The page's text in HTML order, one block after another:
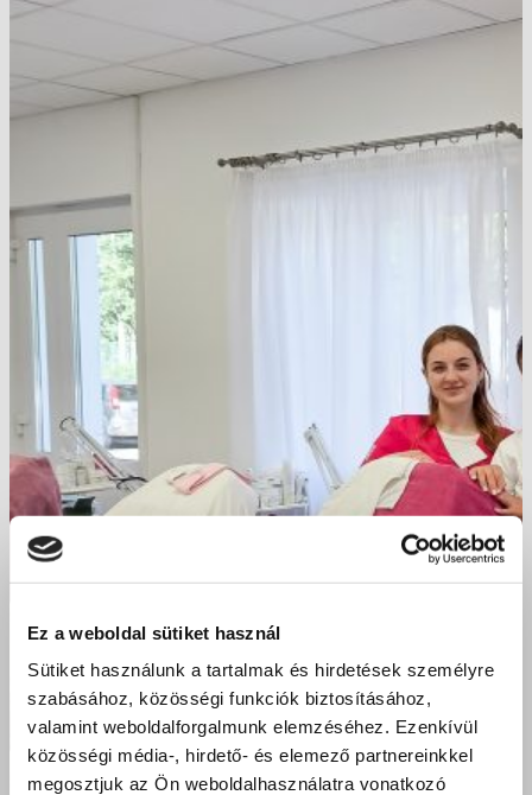
Ez a weboldal sütiket használ
Sütiket használunk a tartalmak és hirdetések személyre
szabásához, közösségi funkciók biztosításához,
valamint weboldalforgalmunk elemzéséhez. Ezenkívül
közösségi média-, hirdető- és elemező partnereinkkel
megosztjuk az Ön weboldalhasználatra vonatkozó